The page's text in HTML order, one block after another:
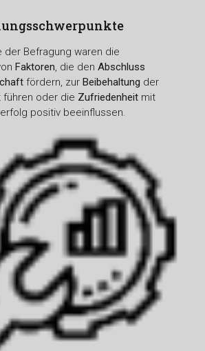
der Befragung waren die
Faktoren, die den Abschluss
fördern, zur Beibehaltung der
oder die Zufriedenheitmit
positiv beeinflussen.